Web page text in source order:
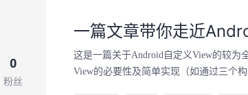
0
粉丝
一篇文章带你走近
这是一篇关于Android自定义View的较为
View的必要性及简单实现（如通过三个